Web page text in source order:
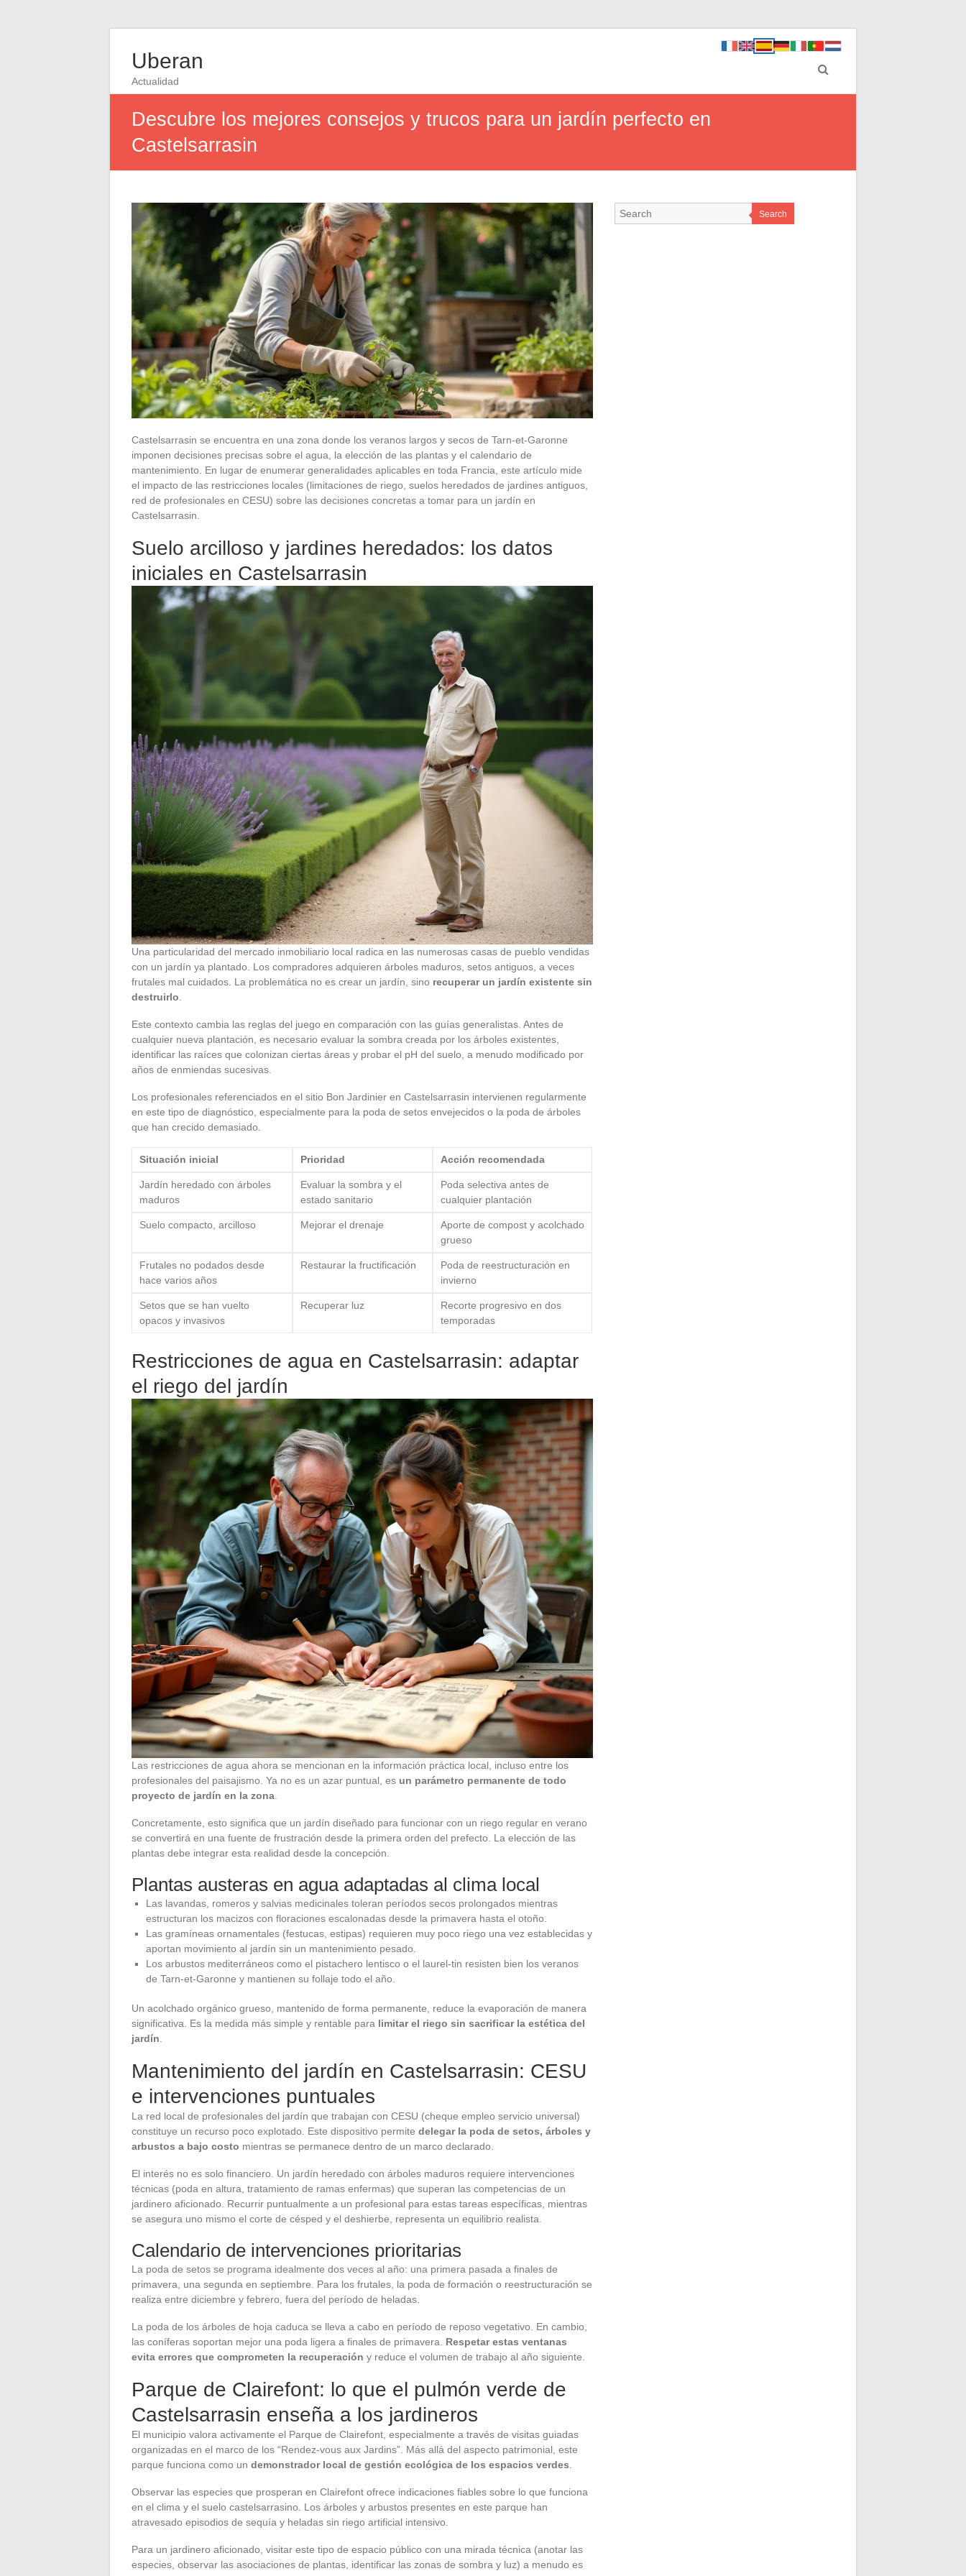
Uberan
Actualidad
Descubre los mejores consejos y trucos para un jardín perfecto en
Castelsarrasin
Castelsarrasin se encuentra en una zona donde los veranos largos y secos de Tarn-et-Garonne
imponen decisiones precisas sobre el agua, la elección de las plantas y el calendario de
mantenimiento. En lugar de enumerar generalidades aplicables en toda Francia, este artículo mide
el impacto de las restricciones locales (limitaciones de riego, suelos heredados de jardines antiguos,
red de profesionales en CESU) sobre las decisiones concretas a tomar para un jardín en
Castelsarrasin.
Suelo arcilloso y jardines heredados: los datos
iniciales en Castelsarrasin
Una particularidad del mercado inmobiliario local radica en las numerosas casas de pueblo vendidas
con un jardín ya plantado. Los compradores adquieren árboles maduros, setos antiguos, a veces
frutales mal cuidados. La problemática no es crear un jardín, sino recuperar un jardín existente sin
destruirlo.
Este contexto cambia las reglas del juego en comparación con las guías generalistas. Antes de
cualquier nueva plantación, es necesario evaluar la sombra creada por los árboles existentes,
identificar las raíces que colonizan ciertas áreas y probar el pH del suelo, a menudo modificado por
años de enmiendas sucesivas.
Los profesionales referenciados en el sitio Bon Jardinier en Castelsarrasin intervienen regularmente
en este tipo de diagnóstico, especialmente para la poda de setos envejecidos o la poda de árboles
que han crecido demasiado.
Situación inicial Prioridad Acción recomendada
Jardín heredado con árboles
maduros
Evaluar la sombra y el
estado sanitario
Poda selectiva antes de
cualquier plantación
Suelo compacto, arcilloso Mejorar el drenaje
Aporte de compost y acolchado
grueso
Frutales no podados desde
hace varios años
Restaurar la fructificación
Poda de reestructuración en
invierno
Setos que se han vuelto
opacos y invasivos
Recuperar luz
Recorte progresivo en dos
temporadas
Restricciones de agua en Castelsarrasin: adaptar
el riego del jardín
Las restricciones de agua ahora se mencionan en la información práctica local, incluso entre los
profesionales del paisajismo. Ya no es un azar puntual, es un parámetro permanente de todo
proyecto de jardín en la zona
Concretamente, esto significa que un jardín diseñado para funcionar con un riego regular en verano
se convertirá en una fuente de frustración desde la primera orden del prefecto. La elección de las
plantas debe integrar esta realidad desde la concepción.
Plantas austeras en agua adaptadas al clima local
Las lavandas, romeros y salvias medicinales toleran períodos secos prolongados mientras
estructuran los macizos con floraciones escalonadas desde la primavera hasta el otoño.
Las gramíneas ornamentales (festucas, estipas) requieren muy poco riego una vez establecidas y
aportan movimiento al jardín sin un mantenimiento pesado.
Los arbustos mediterráneos como el pistachero lentisco o el laurel-tin resisten bien los veranos
de Tarn-et-Garonne y mantienen su follaje todo el año.
Un acolchado orgánico grueso, mantenido de forma permanente, reduce la evaporación de manera
significativa. Es la medida más simple y rentable para limitar el riego sin sacrificar la estética del
jardín
Mantenimiento del jardín en Castelsarrasin: CESU
e intervenciones puntuales
La red local de profesionales del jardín que trabajan con CESU (cheque empleo servicio universal)
constituye un recurso poco explotado. Este dispositivo permite delegar la poda de setos, árboles y
arbustos a bajo costo mientras se permanece dentro de un marco declarado.
El interés no es solo financiero. Un jardín heredado con árboles maduros requiere intervenciones
técnicas (poda en altura, tratamiento de ramas enfermas) que superan las competencias de un
jardinero aficionado. Recurrir puntualmente a un profesional para estas tareas específicas, mientras
se asegura uno mismo el corte de césped y el deshierbe, representa un equilibrio realista.
Calendario de intervenciones prioritarias
La poda de setos se programa idealmente dos veces al año: una primera pasada a finales de
primavera, una segunda en septiembre. Para los frutales, la poda de formación o reestructuración se
realiza entre diciembre y febrero, fuera del período de heladas.
La poda de los árboles de hoja caduca se lleva a cabo en período de reposo vegetativo. En cambio,
las coníferas soportan mejor una poda ligera a finales de primavera. Respetar estas ventanas
evita errores que comprometen la recuperación y reduce el volumen de trabajo al año siguiente.
Parque de Clairefont: lo que el pulmón verde de
Castelsarrasin enseña a los jardineros
El municipio valora activamente el Parque de Clairefont, especialmente a través de visitas guiadas
organizadas en el marco de los “Rendez-vous aux Jardins”. Más allá del aspecto patrimonial, este
parque funciona como un demonstrador local de gestión ecológica de los espacios verdes
Observar las especies que prosperan en Clairefont ofrece indicaciones fiables sobre lo que funciona
en el clima y el suelo castelsarrasino. Los árboles y arbustos presentes en este parque han
atravesado episodios de sequía y heladas sin riego artificial intensivo.
Para un jardinero aficionado, visitar este tipo de espacio público con una mirada técnica (anotar las
especies, observar las asociaciones de plantas, identificar las zonas de sombra y luz) a menudo es
Search